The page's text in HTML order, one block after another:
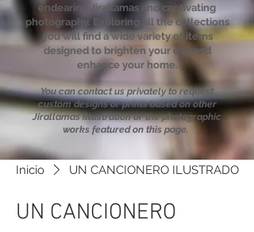
endearing Jirallamas and captivating
photography. Exploring all the collections
you will find a wide variety of items
designed to brighten your day and
enhance your home.
You can contact us privately to request
custom designs or prints based on other
Jirallamas illustration or the photographic
works featured on this page.
Inicio UN CANCIONERO ILUSTRADO
UN CANCIONERO